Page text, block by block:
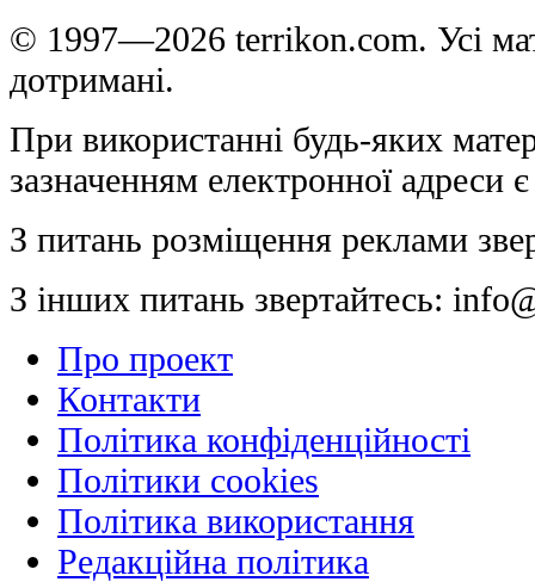
© 1997—2026 terrikon.com. Усі
дотримані.
При використанні будь-яких
зазначенням електронної адреси
З питань розміщення реклами
З інших питань звертайтесь:
Про проект
Контакти
Політика конфіденційності
Політики cookies
Політика використання
Редакційна політика